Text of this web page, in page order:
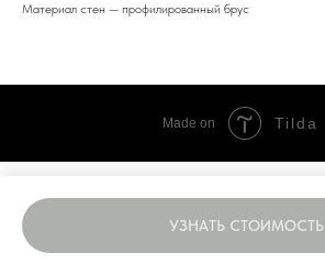
УЗНАТЬ СТОИМОСТЬ
Материал стен — профилированный брус
Made on Tilda